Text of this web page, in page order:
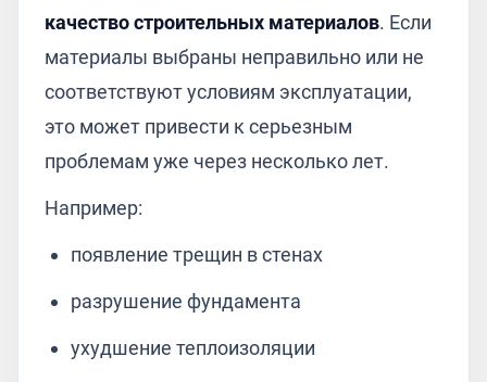
качество строительных материалов. Если
материалы выбраны неправильно или не
соответствуют условиям эксплуатации,
это может привести к серьезным
проблемам уже через несколько лет.
Например:
появление трещин в стенах
разрушение фундамента
ухудшение теплоизоляции